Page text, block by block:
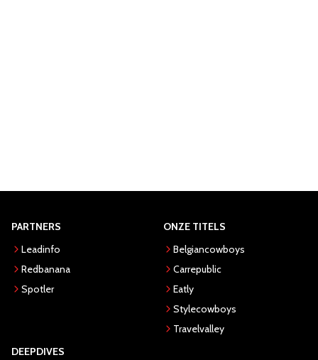
PARTNERS
Leadinfo
Redbanana
Spotler
ONZE TITELS
Belgiancowboys
Carrepublic
Eatly
Stylecowboys
Travelvalley
DEEPDIVES